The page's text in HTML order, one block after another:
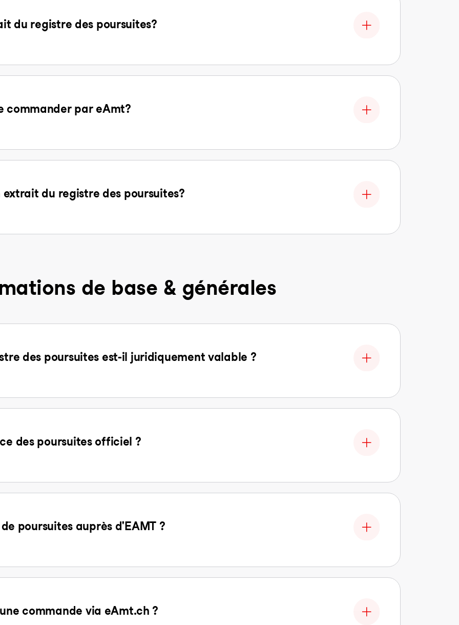
du registre des poursuites?
commander par eAmt?
du registre des poursuites?
de base & générales
des poursuites est-il juridiquement valable ?
des poursuites officiel ?
poursuites auprès d'EAMT ?
commande via eAmt.ch ?